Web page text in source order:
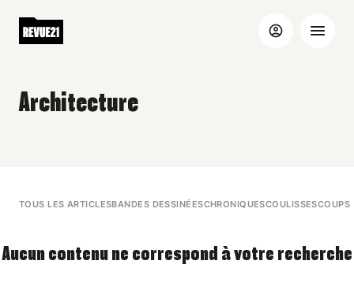
Architecture
TOUS LES ARTICLESBANDES DESSINÉESCHRONIQUESCOULISSESCOUPS
Aucun contenu ne correspond à votre recherche